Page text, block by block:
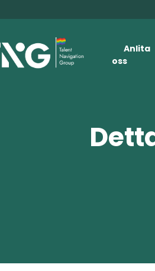
Anlita
oss